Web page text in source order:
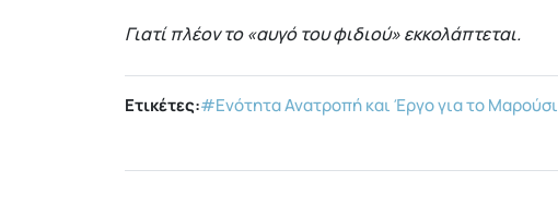
Γιατί πλέον το «αυγό του φιδιού» εκκολάπτεται.
Ετικέτες:#Ενότητα Ανατροπή και Έργο για το Μαρούσι